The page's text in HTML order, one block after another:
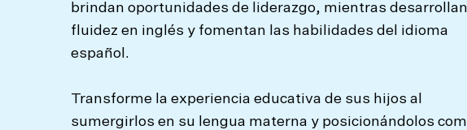
brindan oportunidades de liderazgo, mientras desarrollan
fluidez en inglés y fomentan las habilidades del idioma
español.
Transforme la experiencia educativa de sus hijos al
sumergirlos en su lengua materna y posicionándolos